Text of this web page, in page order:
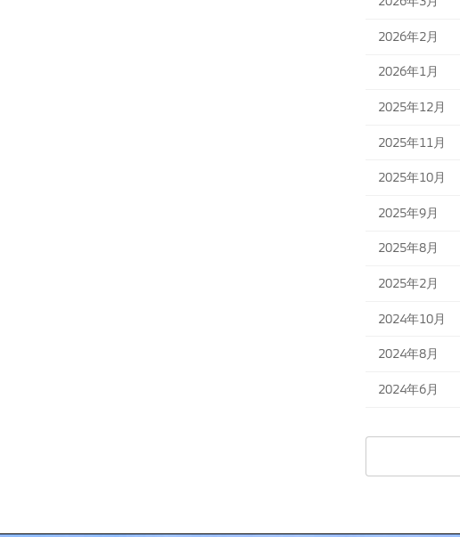
2026年2月
2026年1月
2025年12月
2025年11月
2025年10月
2025年9月
2025年8月
2025年2月
2024年10月
2024年8月
2024年6月
検